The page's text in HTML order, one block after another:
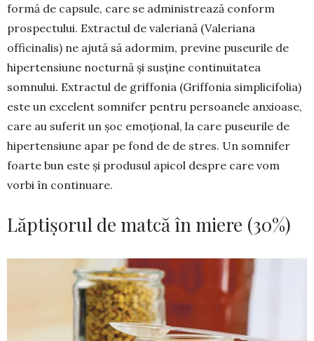
formă de capsule, care se administrează conform
pros­pectului. Extractul de valeriană (Va­le­riana
officinalis) ne ajută să ador­mim, previne puseurile de
hiperten­siune noc­turnă și susține continui­tatea
somnului. Extractul de griffo­nia (Griffonia simplicifolia)
este un ex­celent somnifer pentru persoanele anxioase,
care au suferit un șoc emo­­țional, la care puseurile de
hiper­tensiune apar pe fond de de stres. Un somnifer
foarte bun este și produsul apicol despre care vom
vorbi în con­tinuare.
Lăptișorul de matcă în miere (30%)